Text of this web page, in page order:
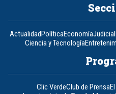
ActualidadPolíticaEconomíaJudicial
Ciencia y Tecnología
Clic VerdeClub de Prensa